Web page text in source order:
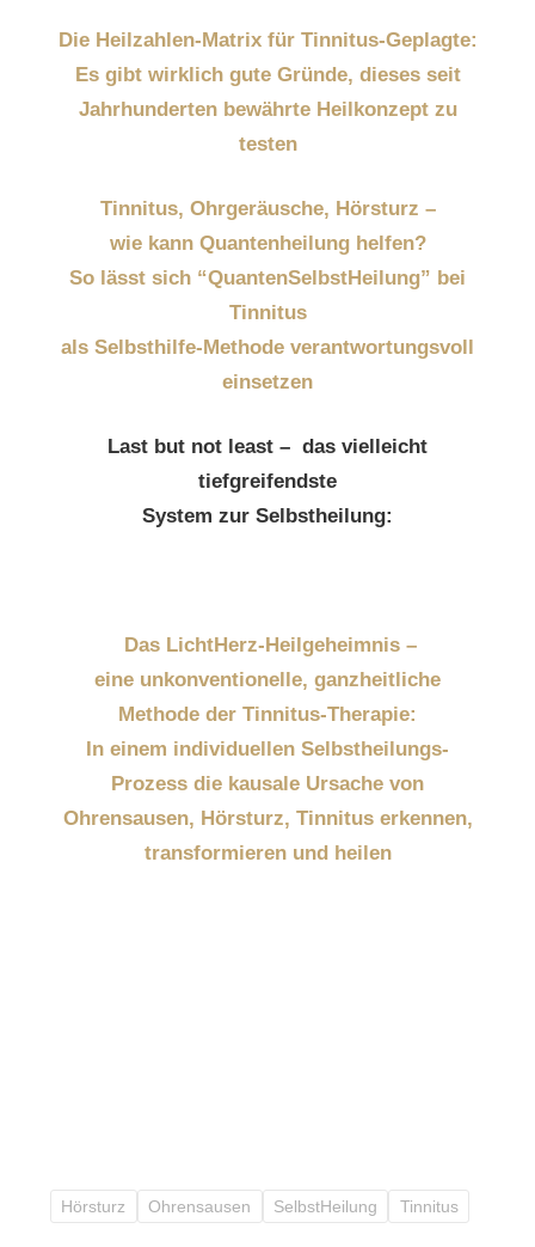
Die Heilzahlen-Matrix für Tinnitus-Geplagte:
Es gibt wirklich gute Gründe, dieses seit
Jahrhunderten bewährte Heilkonzept zu
testen
Tinnitus, Ohrgeräusche, Hörsturz –
wie kann Quantenheilung helfen?
So lässt sich “QuantenSelbstHeilung” bei
Tinnitus
als Selbsthilfe-Methode verantwortungsvoll
einsetzen
Last but not least – das vielleicht
tiefgreifendste
System zur Selbstheilung:
Das LichtHerz-Heilgeheimnis –
eine unkonventionelle, ganzheitliche
Methode der Tinnitus-Therapie:
In einem individuellen Selbstheilungs-
Prozess die kausale Ursache von
Ohrensausen, Hörsturz, Tinnitus erkennen,
transformieren und heilen
Hörsturz Ohrensausen SelbstHeilung Tinnitus